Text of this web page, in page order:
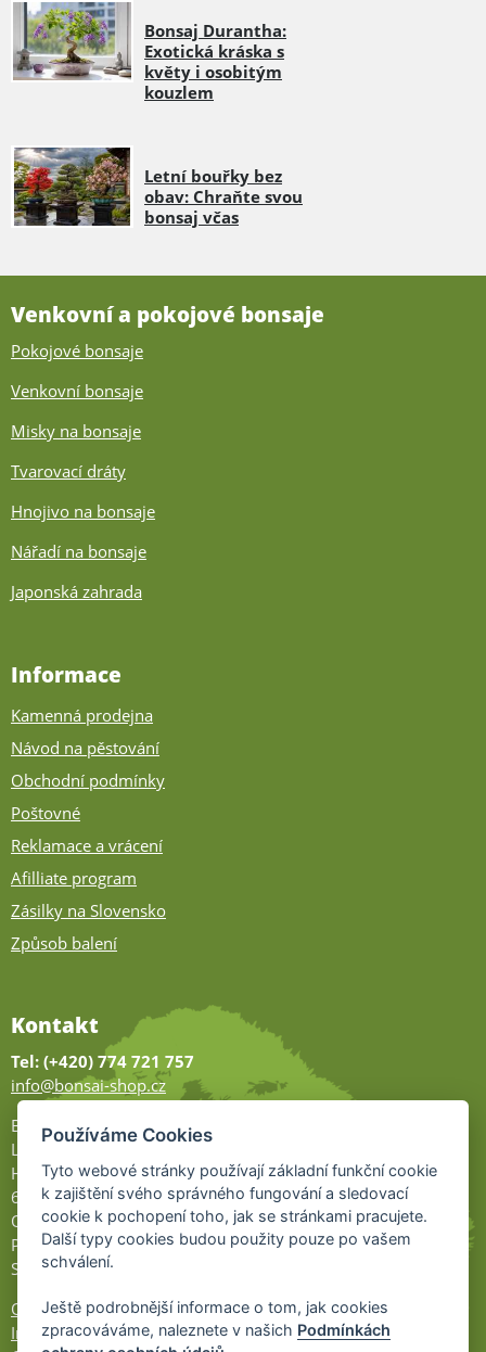
Bonsaj Durantha:
Exotická kráska s
květy i osobitým
kouzlem
Letní bouřky bez
obav: Chraňte svou
bonsaj včas
Venkovní a pokojové bonsaje
Pokojové bonsaje
Venkovní bonsaje
Misky na bonsaje
Tvarovací dráty
Hnojivo na bonsaje
Nářadí na bonsaje
Japonská zahrada
Informace
Kamenná prodejna
Návod na pěstování
Obchodní podmínky
Poštovné
Reklamace a vrácení
Afilliate program
Zásilky na Slovensko
Způsob balení
Kontakt
Tel: (+420) 774 721 757
info@bonsai-shop.cz
Bonsai-shop
Legionářů 2
Hodonín
695 01
Otevřeno:
Po-Pá 9-17
So 9-11:30
Ochrana osobních údajů
Informace UKZÚZ
Používáme Cookies
Tyto webové stránky používají základní funkční cookie
k zajištění svého správného fungování a sledovací
cookie k pochopení toho, jak se stránkami pracujete.
Další typy cookies budou použity pouze po vašem
schválení.
Ještě podrobnější informace o tom, jak cookies
zpracováváme, naleznete v našich Podmínkách